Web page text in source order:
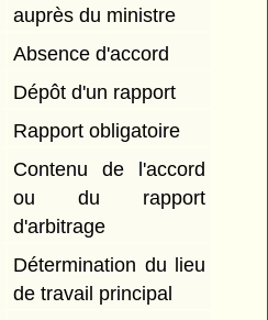
auprès du ministre
Absence d'accord
Dépôt d'un rapport
Rapport obligatoire
Contenu de l'accord
ou du rapport
d'arbitrage
Détermination du lieu
de travail principal